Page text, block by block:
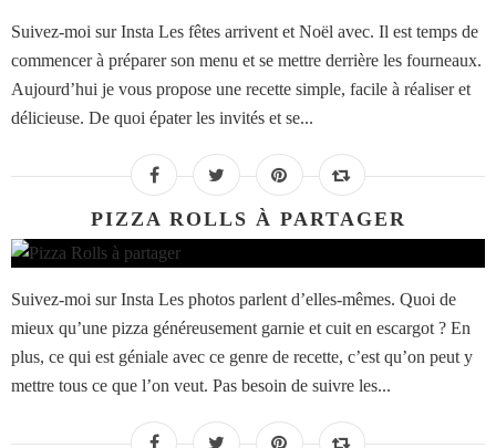
Suivez-moi sur Insta Les fêtes arrivent et Noël avec. Il est temps de
commencer à préparer son menu et se mettre derrière les fourneaux.
Aujourd’hui je vous propose une recette simple, facile à réaliser et
délicieuse. De quoi épater les invités et se...
PIZZA ROLLS À PARTAGER
Suivez-moi sur Insta Les photos parlent d’elles-mêmes. Quoi de
mieux qu’une pizza généreusement garnie et cuit en escargot ? En
plus, ce qui est géniale avec ce genre de recette, c’est qu’on peut y
mettre tous ce que l’on veut. Pas besoin de suivre les...